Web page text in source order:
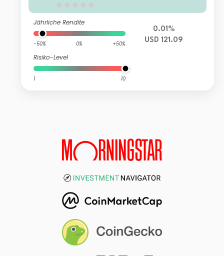
Jährliche Rendite
-50% 0% +50%
Risiko-Level
1 10
0.01%
USD 121.09